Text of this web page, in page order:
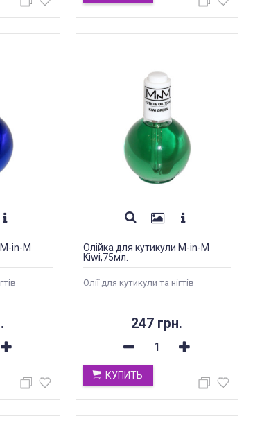
in-M
Олійка для кутикули M-in-M
Kiwi,75мл.
Олії для кутикули та нігтів
247 грн.
КУПИТЬ